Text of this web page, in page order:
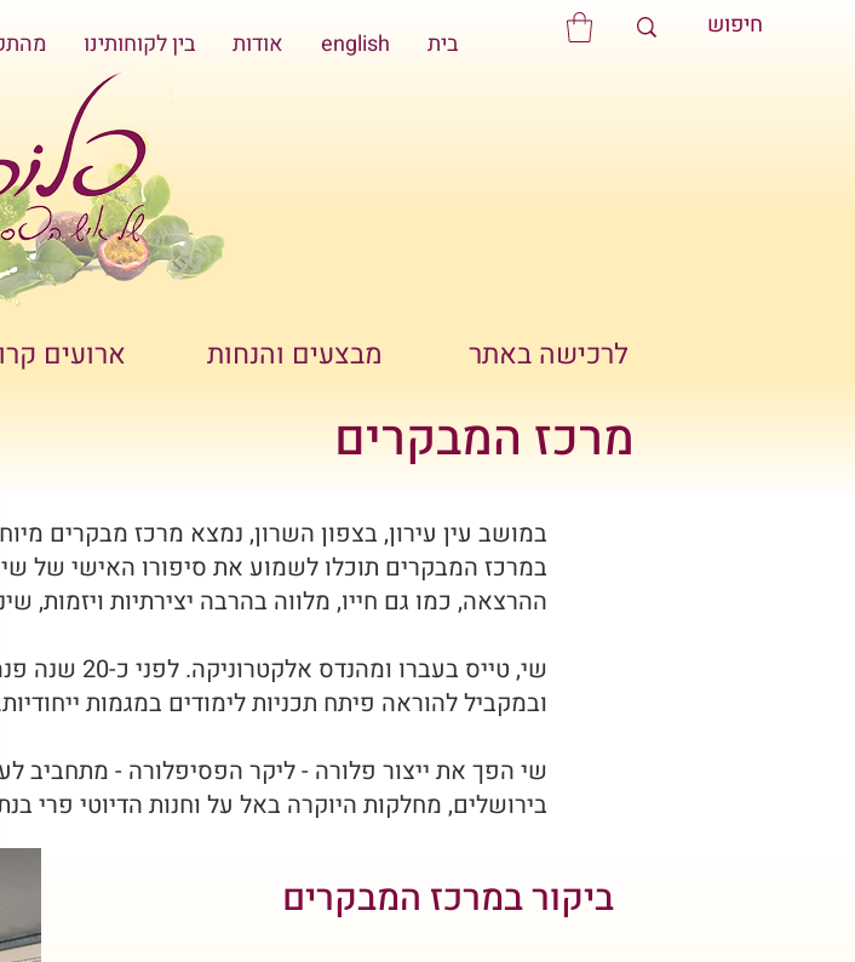
בית english אודות בין לקוחותינו
לרכישה באתר מבצעים והנחות ארועים
מרכז המבקרים
במושב עין עירון, בצפון השרון, נמצא מרכז מבקרים
במרכז המבקרים תוכלו לשמוע את סיפורו האישי של
ההרצאה, כמו גם חייו, מלווה בהרבה יצירתיות ויזמות,
שי, טייס
ובמקביל להוראה פיתח תכניות לימודים במגמות
שי הפך את ייצור פלורה - ליקר הפסיפלורה - מתחביב
בירושלים, מחלקות היוקרה באל על וחנות הדיוטי פרי
ביקור במרכז המבקרים